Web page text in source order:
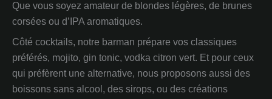
Que vous soyez amateur de blondes légères, de brunes
corsées ou d’IPA aromatiques.
Côté cocktails, notre barman prépare vos classiques
préférés, mojito, gin tonic, vodka citron vert. Et pour ceux
qui préfèrent une alternative, nous proposons aussi des
boissons sans alcool, des sirops, ou des créations